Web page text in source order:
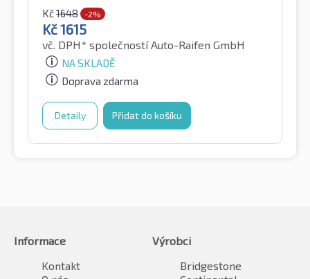
Kč1648 -2%
Kč1615
vč. DPH* společností Auto-Raifen GmbH
NA SKLADĚ
Doprava zdarma
Detaily Přidat do košíku
Informace
Kontakt
Výrobci
Bridgestone